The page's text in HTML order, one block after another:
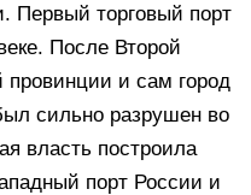
Первый торговый порт
После Второй
провинции и сам город
сильно разрушен во
власть построила
порт России и